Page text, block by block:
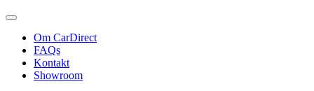
Om CarDirect
FAQs
Kontakt
Showroom